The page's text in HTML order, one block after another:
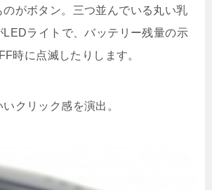
のがボタン。三つ並んでいる丸い乳
ライトで、バッテリー残量の示
時に点滅したりします。
クリック感を演出。